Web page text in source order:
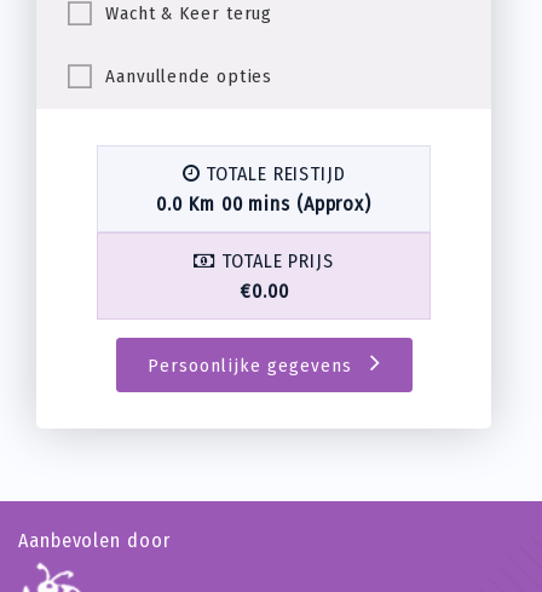
Wacht & Keer terug
Aanvullende opties
TOTALE REISTIJD
0.0 Km 00 mins (Approx)
TOTALE PRIJS
€0.00
Persoonlijke gegevens
Aanbevolen door